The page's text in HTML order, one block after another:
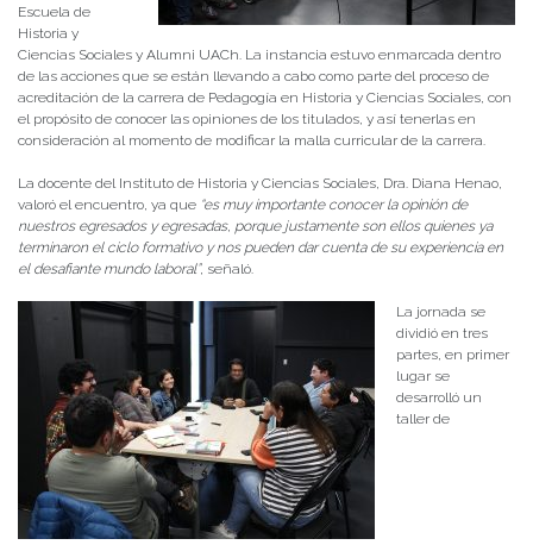
Escuela de
Historia y
Ciencias Sociales y Alumni UACh. La instancia estuvo enmarcada dentro
de las acciones que se están llevando a cabo como parte del proceso de
acreditación de la carrera de Pedagogía en Historia y Ciencias Sociales, con
el propósito de conocer las opiniones de los titulados, y así tenerlas en
consideración al momento de modificar la malla curricular de la carrera.
La docente del Instituto de Historia y Ciencias Sociales, Dra. Diana Henao,
valoró el encuentro, ya que “es muy importante conocer la opinión de
nuestros egresados y egresadas, porque justamente son ellos quienes ya
terminaron el ciclo formativo y nos pueden dar cuenta de su experiencia en
el desafiante mundo laboral”, señaló.
La jornada se
dividió en tres
partes, en primer
lugar se
desarrolló un
taller de